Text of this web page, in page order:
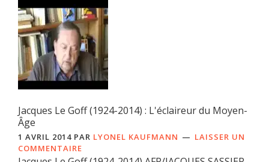
Jacques Le Goff (1924-2014) : L'éclaireur du Moyen-
Âge
1 AVRIL 2014 PAR LYONEL KAUFMANN
LAISSER UN
COMMENTAIRE